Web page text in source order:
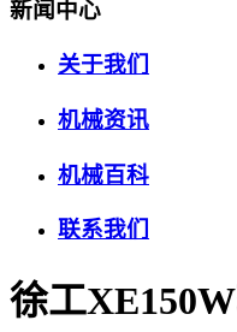
新闻中心
关于我们
机械资讯
机械百科
联系我们
徐工